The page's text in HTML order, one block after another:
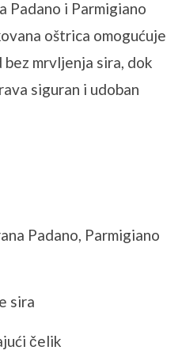
Padano i Parmigiano
oštrica omogućuje
mrvljenja sira, dok
siguran i udoban
Padano, Parmigiano
sira
čelik